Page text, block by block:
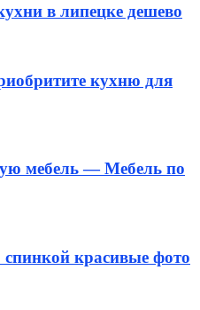
в липецке дешево
кухню для
мебель — Мебель по
красивые фото